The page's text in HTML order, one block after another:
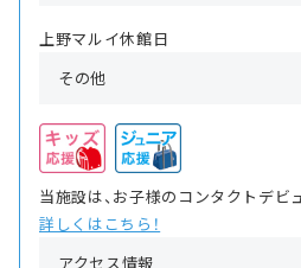
上野マルイ休館日
その他
当施設は、お子様のコンタクトデビ
詳しくはこちら！
アクセス情報